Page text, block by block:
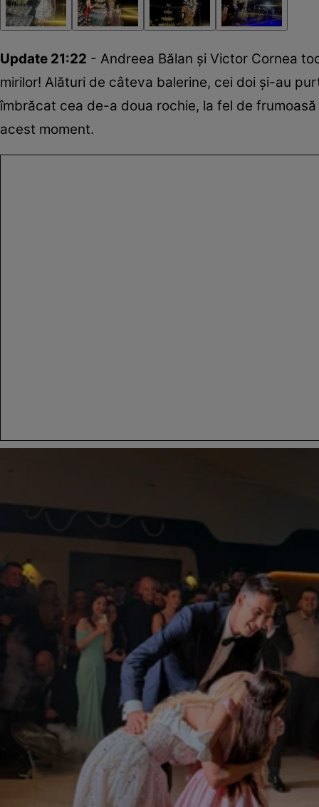
Update 21:22 - Andreea Bălan și Victor Cornea
mirilor! Alături de câteva balerine, cei doi și-au
îmbrăcat cea de-a doua rochie, la fel de
acest moment.